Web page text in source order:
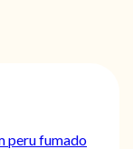
peru fumado